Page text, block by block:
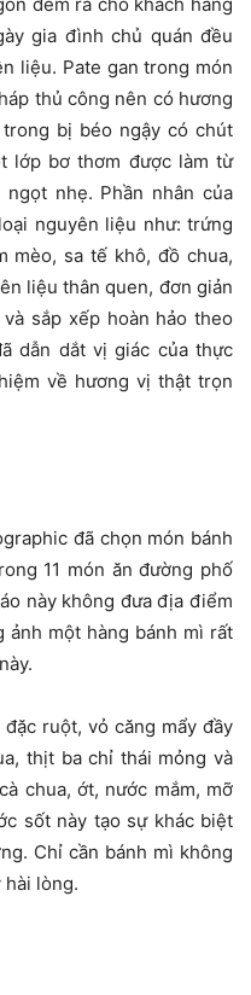
gia đình chủ quán đều
liệu. Pate gan trong món
thủ công nên có hương
bị béo ngậy có chút
lớp bơ thơm được làm từ
nhẹ. Phần nhân của
nguyên liệu như: trứng
mèo, sa tế khô, đồ chua,
liệu thân quen, đơn giản
sắp xếp hoàn hảo theo
dẫn dắt vị giác của thực
về hương vị thật trọn
đã chọn món bánh
11 món ăn đường phố
này không đưa địa điểm
ảnh một hàng bánh mì rất
ruột, vỏ căng mẩy đầy
thịt ba chỉ thái mỏng và
chua, ớt, nước mắm, mỡ
sốt này tạo sự khác biệt
Chỉ cần bánh mì không
hài lòng.